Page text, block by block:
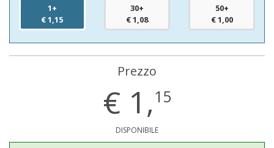
1+
€ 1,15
30+
€ 1,08
50+
€ 1,00
Prezzo
€ 1,15
DISPONIBILE